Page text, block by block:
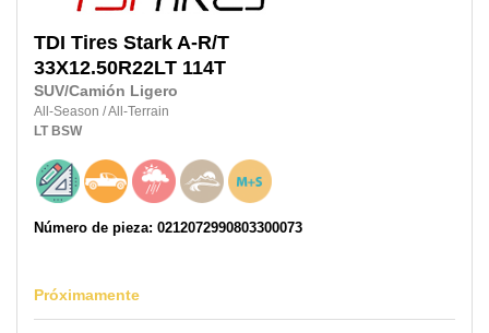
TDI Tires Stark A-R/T
33X12.50R22LT 114T
SUV/Camión Ligero
All-Season /All-Terrain
LT BSW
Número de pieza: 0212072990803300073
Próximamente